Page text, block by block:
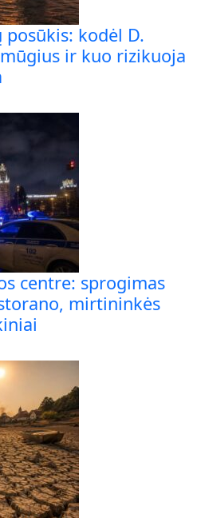
posūkis: kodėl D.
ir kuo rizikuoja
centre: sprogimas
mirtininkės